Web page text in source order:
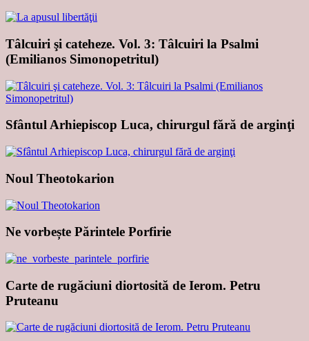
Tâlcuiri şi cateheze. Vol. 3: Tâlcuiri la Psalmi
(Emilianos Simonopetritul)
Sfântul Arhiepiscop Luca, chirurgul fără de arginţi
Noul Theotokarion
Ne vorbește Părintele Porfirie
Carte de rugăciuni diortosită de Ierom. Petru
Pruteanu